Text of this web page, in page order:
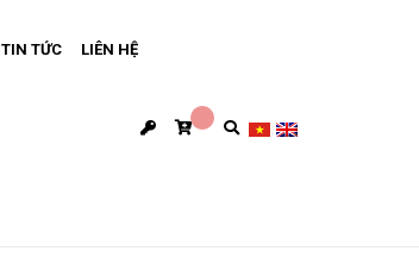
TIN TỨC LIÊN HỆ